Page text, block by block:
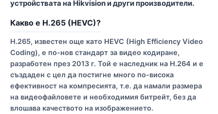
устройствата на Hikvision и други производители.
Какво е H.265 (HEVC)?
H.265, известен още като HEVC (High Efficiency Video
Coding), е по-нов стандарт за видео кодиране,
разработен през 2013 г. Той е наследник на H.264 и е
създаден с цел да постигне много по-висока
ефективност на компресията, т.е. да намали размера
на видеофайловете и необходимия битрейт, без да
влошава качеството на изображението.